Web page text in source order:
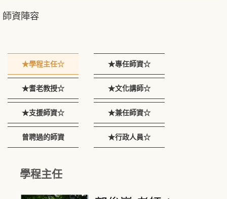
師資陣容
★學程主任☆ ★專任師資☆
★耆老教授☆ ★文化講師☆
★支援師資☆ ★兼任師資☆
曾聘過的師資 ★行政人員☆
學程主任